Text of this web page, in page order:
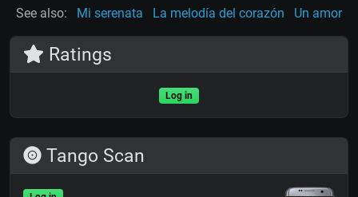
See also: Mi serenata La melodía del corazón Un amor
Ratings
Log in
Tango Scan